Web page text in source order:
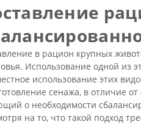
в рацион крупных
Использование одной из
использование этих
сенажа, в отличие
о необходимости
на то, что такой подход